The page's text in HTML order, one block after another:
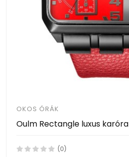
OKOS ÓRÁK
Oulm Rectangle luxus karóra
(0)